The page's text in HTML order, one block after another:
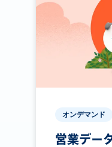
オンデマンド
営業デー